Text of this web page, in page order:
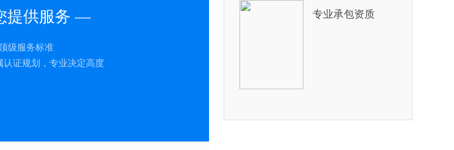
提供服务 —
级服务标准
认证规划，专业决定高度
专业承包资质